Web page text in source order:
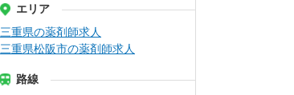
エリア
三重県の薬剤師求人
三重県松阪市の薬剤師求人
路線